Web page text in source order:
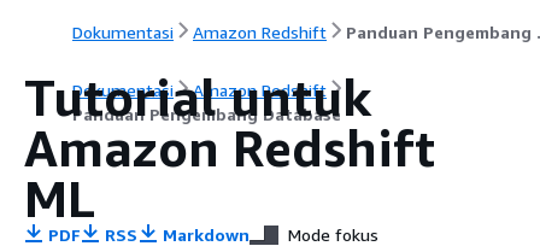
Dokumentasi Amazon Redshift
Dokumentasi
Amazon Redshift
Panduan Pengembang Database
Tutorial untuk
Amazon Redshift
ML
PDF RSS Markdown Mode fokus